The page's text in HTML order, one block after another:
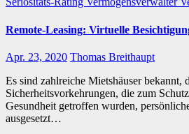
Remote-Leasing: Virtuelle
Apr. 23, 2020 Thomas Breithaupt
Es sind zahlreiche Mietshäuser bekannt,
Sicherheitsvorkehrungen, die zum
Gesundheit getroffen wurden,
ausgesetzt…